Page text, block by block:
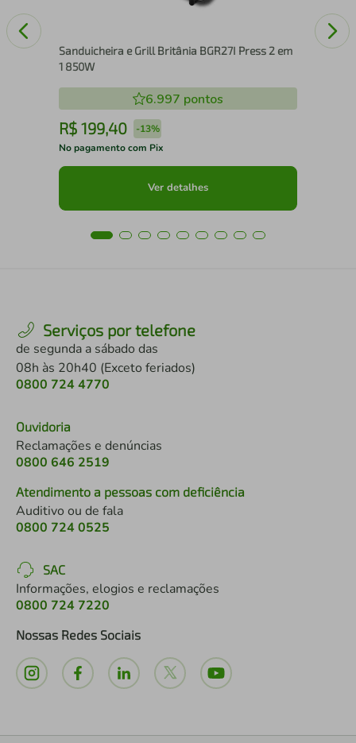
Sanduicheira e Grill Britânia BGR27I Press 2 em
1 850W
6.997 pontos
R$ 199,40 -13%
No pagamento com Pix
Ver detalhes
Serviços por telefone
de segunda a sábado das
08h às 20h40 (Exceto feriados)
0800 724 4770
Ouvidoria
Reclamações e denúncias
0800 646 2519
Atendimento a pessoas com deficiência
Auditivo ou de fala
0800 724 0525
SAC
Informações, elogios e reclamações
0800 724 7220
Nossas Redes Sociais